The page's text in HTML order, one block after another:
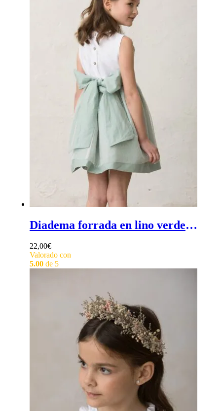
Diadema forrada en lino verde agua - Diadema de pelo de ceremonia para niña en lino verde agua
22,00€
Valorado con
5.00de 5